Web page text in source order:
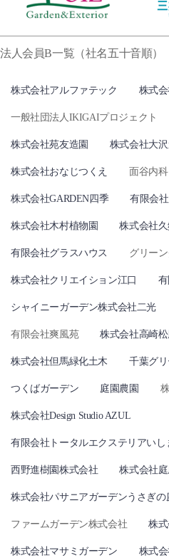
法人会員B一覧（社名五十音順）
株式会社アルファテック 株式
一般社団法人IKIGAIプロジェクト
株式会社苑友造園 株式会社大
株式会社おなじつくえ 面谷内
株式会社GARDEN四季 有限会
株式会社木村植物園 株式会社
有限会社グラスハウス グリー
株式会社クリエイション江口
シャイニーガーデン株式会社二光
有限会社爽風苑 株式会社高崎松
株式会社但馬緑化土木 千葉グ
つくばガーデン 庭園農園
株式会社Design Studio AZUL
有限会社トータルエクステリアいし
西野進樹園株式会社 株式会社
株式会社パサニアガーデンうさぎの
ファームガーデン株式会社 株
株式会社マサミガーデン 株式会